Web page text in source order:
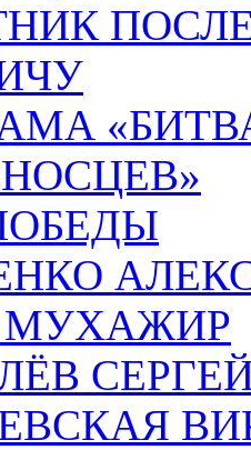
МУХАЖИР